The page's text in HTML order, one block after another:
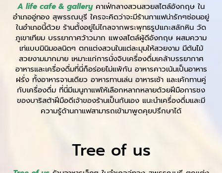
A life cafe & galleryคาเฟ่กลางสวนสวยสไตล์อังกฤษ ใน
อำเภออู่ทอง สุพรรณบุรี ใครจะคิดว่าจะมีร้านกาแฟน่ารักๆซ่อนอยู่
ในอำเภอนี้ด้วย ร้านตั้งอยู่ไม่ไกลจากพระพุทธรูปแกะสลักหิน วัด
ภูเขาเทียม บรรยากาศว้าวมาก แพงสไตล์ผู้ดีอังกฤษ ผสมความ
เท่แบบมินิมอลนิดๆ ตกแต่งสวนในแต่ละมุมให้สวยงาม มีต้นไม้
สวยงามมากมาย เหมาะแก่การนั่งจิบเครื่องดื่มเคล้าบรรยากาศ
อาหารและเครื่องดื่มที่นี่ก็อร่อยไม่แพ้กัน อาหารคาวเน้นเป็นอาหาร
ฝรั่ง ทั้งอาหารจานเดียว อาหารทานเล่น อาหารเช้า และเค้กทานคู่
กับเครื่องดื่ม ที่นี่มีเมนูกาแฟให้เลือกหลากหลายด้วยฝีมือการชง
ของบาริสต้าฝีมือดีเจ้าของร้านเป็นกันเอง แนะนำเครื่องดื่มและมี
ความรู้ด้านกาแฟสามารถเข้ามาพูดคุยปรึกษาได้
Tree of us